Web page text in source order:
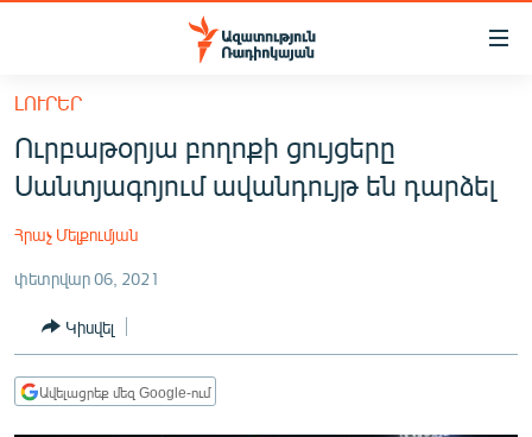
Մատչելիության
հիմնական
բովանդակությանը
Անցնել
հիմնական
մենյուին
ՀԱՅԱՍՏԱՆ
ՔԱՂԱՔԱԿԱՆ
ԸՆՏՐՈՒԹՅՈՒՆՆԵՐ 2026
ԻՐԱՎՈՒՆՔ
ՀԱՍԱՐԱԿՈՒԹՅՈՒՆ
ՏՆՏԵՍՈՒԹՅՈՒՆ
ԼՈՒՐԵՐ
Ուրբաթօրյա բողոքի ցույցերը
Սանտյագոյում ավանդույթ են դարձել
Հրաչ Մելքումյան
փետրվար 06, 2021
Կիսվել
Ավելացրեք մեզ Google-ում